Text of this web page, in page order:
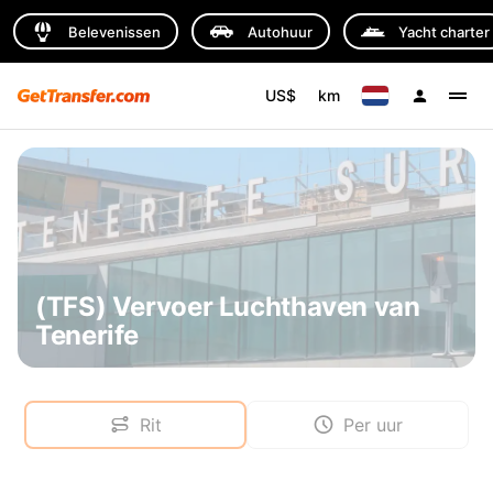
Belevenissen Autohuur Yacht charter
US$ km
(TFS) Vervoer Luchthaven van
Tenerife
Rit Per uur